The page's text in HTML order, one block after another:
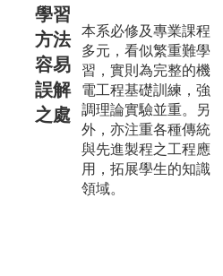
學習
方法
容易
誤解
之處
本系必修及專業課程
多元，看似繁重難學
習，實則為完整的機
電工程基礎訓練，強
調理論實驗並重。另
外，亦注重各種傳統
與先進製程之工程應
用，拓展學生的知識
領域。